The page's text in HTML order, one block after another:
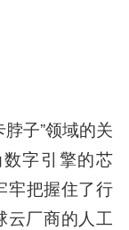
子”领域的关
字引擎的芯
牢把握住了行
云厂商的人工